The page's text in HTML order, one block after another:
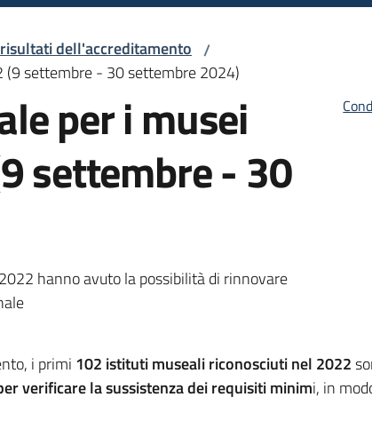
dell'accreditamento /
settembre - 30 settembre 2024)
per i musei
settembre - 30
hanno avuto la possibilità di rinnovare
i primi 102 istituti museali riconosciuti nel 2022
verificare la sussistenza dei requisiti minimi, in